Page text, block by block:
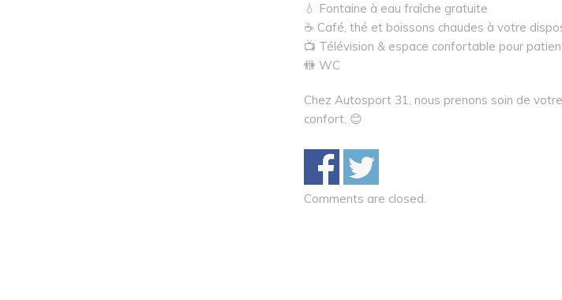
💧 Fontaine à eau fraîche gratuite
☕ Café, thé et boissons chaudes à votre
📺 Télévision & espace confortable pour
🚻 WC
Chez Autosport 31, nous prenons soin de
confort. 😊
Comments are closed.